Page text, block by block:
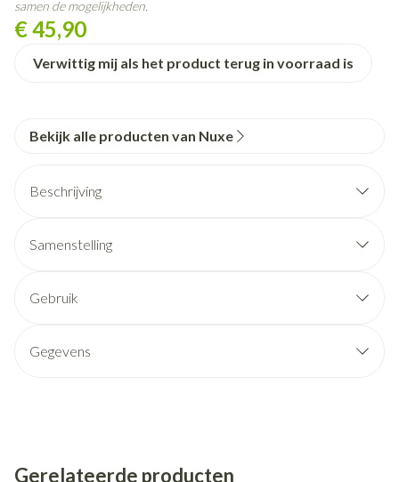
€ 45,90
Verwittig mij als het product terug in voorraad is
samen de mogelijkheden.
Bekijk alle producten van Nuxe
Beschrijving
Samenstelling
Gebruik
Gegevens
Gerelateerde producten